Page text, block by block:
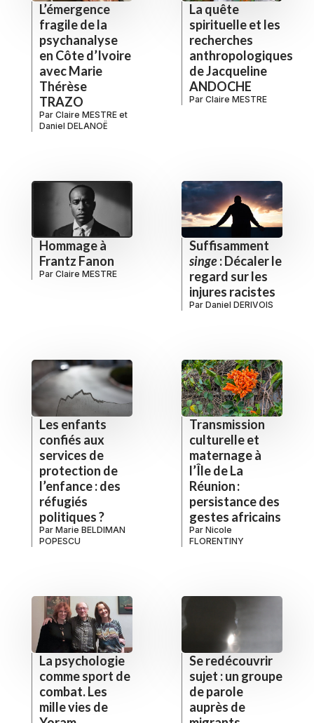
L’émergence
fragile de la
psychanalyse
en Côte d’Ivoire
avec Marie
Thérèse
TRAZO
Par Claire MESTRE et
Daniel DELANOË
La quête
spirituelle et les
recherches
anthropologiques
de Jacqueline
ANDOCHE
Par Claire MESTRE
Hommage à
Frantz Fanon
Par Claire MESTRE
Suffisamment
singe: Décaler le
regard sur les
injures racistes
Par Daniel DERIVOIS
Les enfants
confiés aux
services de
protection de
l’enfance : des
réfugiés
politiques ?
Par Marie BELDIMAN
POPESCU
Transmission
culturelle et
maternage à
l’Île de La
Réunion :
persistance des
gestes africains
Par Nicole
FLORENTINY
La psychologie
comme sport de
combat. Les
mille vies de
Se redécouvrir
sujet : un groupe
de parole
auprès de